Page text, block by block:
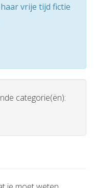
vrije tijd fictie
categorie(ën):